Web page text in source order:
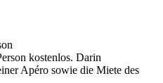
kostenlos. Darin
Apéro sowie die Miete des